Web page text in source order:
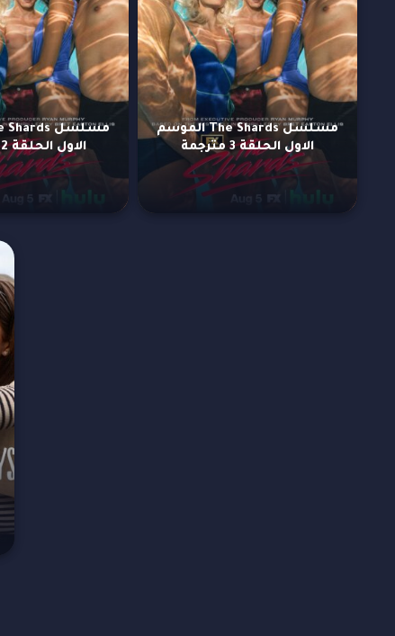
مسلسل The Shards الموسم
الاول الحلقة 3 مترجمة
الاول الحلقة 2 مترجمة